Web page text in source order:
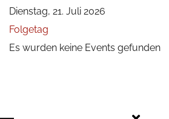
Dienstag, 21. Juli 2026
Folgetag
Es wurden keine Events gefunden